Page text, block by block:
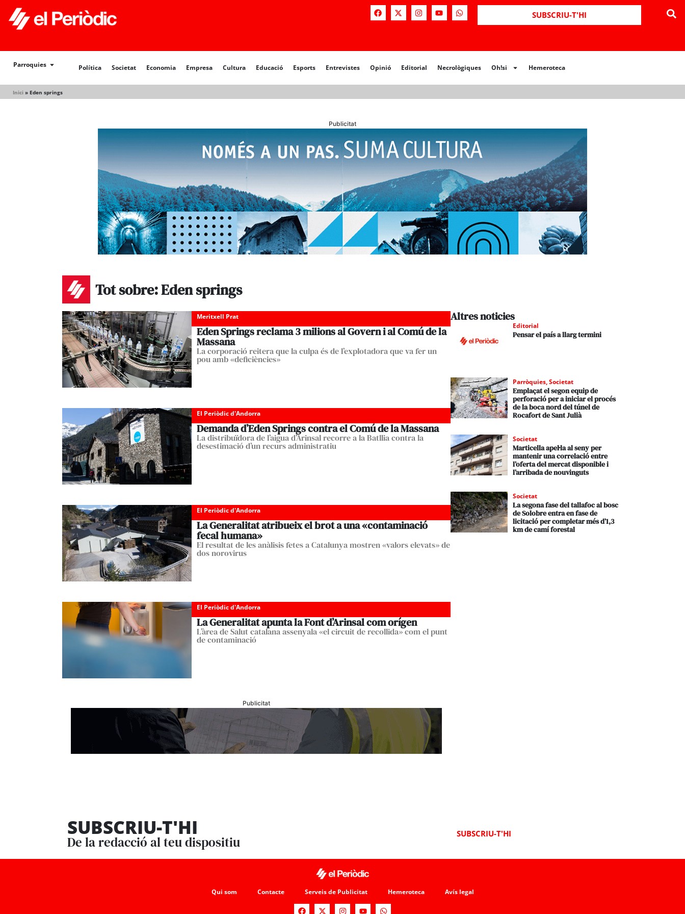
SUBSCRIU-T'HI
Parroquies Política Societat Economia Empresa Cultura Educació Esports Entrevistes Opinió Editorial Necrològiques Oh!si Hemeroteca
Inici » Eden springs
Política Societat Opinió Editorial Necrològiques Hemeroteca
Publicitat
Tot sobre: Eden springs
Meritxell Prat
Eden Springs reclama 3 milions al Govern i al Comú de la
Massana
La corporació reitera que la culpa és de l’explotadora que va fer un
pou amb «deficiències»
El Periòdic d'Andorra
Demanda d’Eden Springs contra el Comú de la Massana
La distribuïdora de l’aigua d’Arinsal recorre a la Batllia contra la
desestimació d’un recurs administratiu
El Periòdic d'Andorra
La Generalitat atribueix el brot a una «contaminació
fecal humana»
El resultat de les anàlisis fetes a Catalunya mostren «valors elevats» de
dos norovirus
El Periòdic d'Andorra
La Generalitat apunta la Font d’Arinsal com orígen
L’àrea de Salut catalana assenyala «el circuit de recollida» com el punt
de contaminació
Publicitat
Altres noticies
Editorial
Pensar el país a llarg termini
Parròquies,Societat
Emplaçat el segon equip de
perforació per a iniciar el procés
de la boca nord del túnel de
Rocafort de Sant Julià
Societat
Marticella apel·la al seny per
mantenir una correlació entre
l’oferta del mercat disponible i
l’arribada de nouvinguts
Societat
La segona fase del tallafoc al bosc
de Solobre entra en fase de
licitació per completar més d’1,3
km de camí forestal
SUBSCRIU-T'HI
De la redacció al teu dispositiu
SUBSCRIU-T'HI
Qui som Contacte Serveis de Publicitat Hemeroteca Avís legal